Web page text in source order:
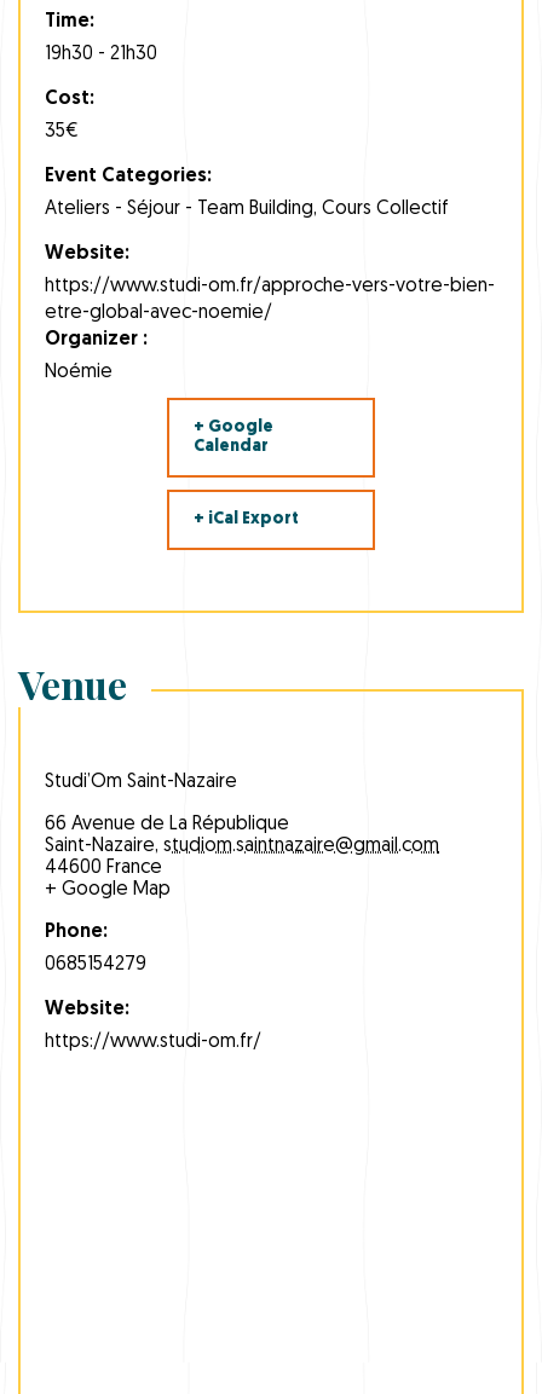
Time:
19h30 - 21h30
Cost:
35€
Event Categories:
Ateliers - Séjour - Team Building, Cours Collectif
Website:
https://www.studi-om.fr/approche-vers-votre-bien-
etre-global-avec-noemie/
Organizer :
Noémie
+ Google
Calendar
+ iCal Export
Venue
Studi’Om Saint-Nazaire
66 Avenue de La République
Saint-Nazaire, studiom.saintnazaire@gmail.com
44600 France
+ Google Map
Phone:
0685154279
Website:
https://www.studi-om.fr/